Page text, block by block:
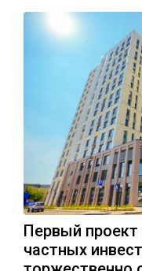
Первый проект
частных